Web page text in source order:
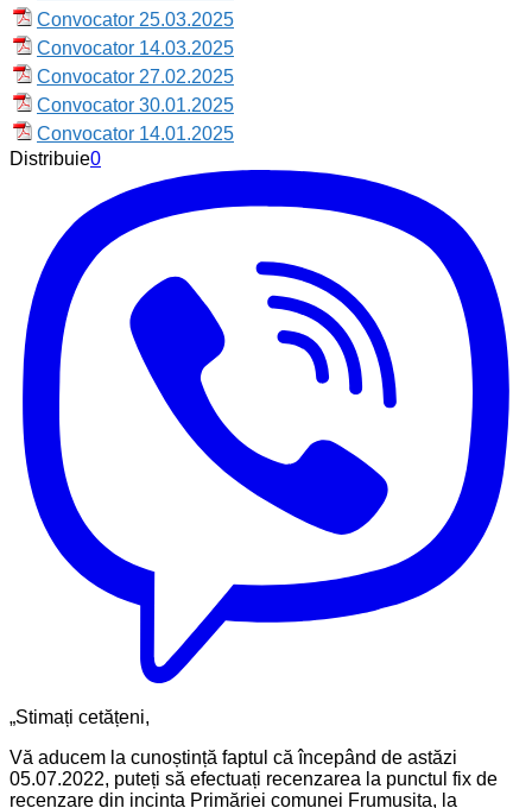
Convocator 25.03.2025
Convocator 14.03.2025
Convocator 27.02.2025
Convocator 30.01.2025
Convocator 14.01.2025
Distribuie0
„Stimați cetățeni,
Vă aducem la cunoștință faptul că începând de astăzi
05.07.2022, puteți să efectuați recenzarea la punctul fix de
recenzare din incinta Primăriei comunei Frumușița, la